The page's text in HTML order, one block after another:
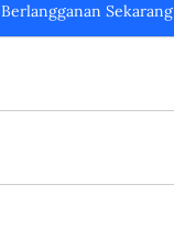
Berlangganan Sekarang